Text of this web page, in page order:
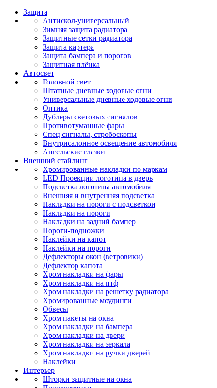
Защита
Антискол-универсальный
Зимняя защита радиатора
Защитные сетки радиатора
Защита картера
Защита бампера и порогов
Защитная плёнка
Автосвет
Головной свет
Штатные дневные ходовые огни
Универсальные дневные ходовые огни
Оптика
Дублеры световых сигналов
Противотуманные фары
Спец сигналы, стробоскопы
Внутрисалонное освещение автомобиля
Ангельские глазки
Внешний стайлинг
Хромированные накладки по маркам
LED Проекции логотипа в дверь
Подсветка логотипа автомобиля
Внешняя и внутренняя подсветка
Накладки на пороги с подсветкой
Накладки на пороги
Накладки на задний бампер
Пороги-подножки
Наклейки на капот
Наклейки на пороги
Дефлекторы окон (ветровики)
Дефлектор капота
Хром накладки на фары
Хром накладки на птф
Хром накладки на решетку радиатора
Хромированные моудинги
Обвесы
Хром пакеты на окна
Хром накладки на бампера
Хром накладки на двери
Хром накладки на зеркала
Хром накладки на ручки дверей
Наклейки
Интерьер
Шторки защитные на окна